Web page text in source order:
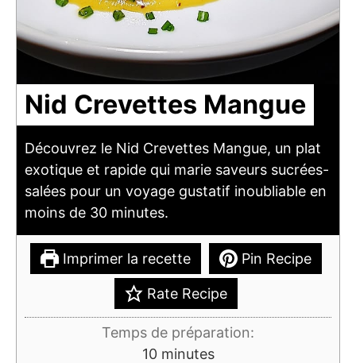
Nid Crevettes Mangue
Découvrez le Nid Crevettes Mangue, un plat
exotique et rapide qui marie saveurs sucrées-
salées pour un voyage gustatif inoubliable en
moins de 30 minutes.
Imprimer la recette Pin Recipe
Rate Recipe
Temps de préparation:
10minutes
minutes